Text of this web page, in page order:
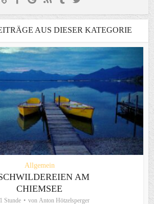
AUS DIESER KATEGORIE
Allgemein
AM
CHIEMSEE
Stunde von Anton Hötzelsperger